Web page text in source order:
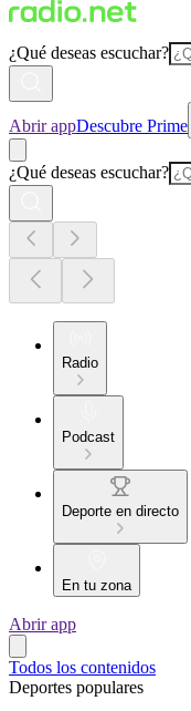
¿Qué deseas escuchar?
Abrir appDescubre Prime
¿Qué deseas escuchar?
Radio
Podcast
Deporte en directo
En tu zona
Abrir app
Todos los contenidos
Deportes populares